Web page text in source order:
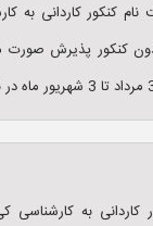
کنکور کاردانی به
کنکور پذیرش
کاردانی به کارشناسی